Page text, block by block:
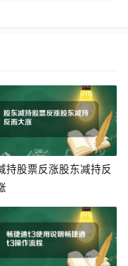
持股票反涨股东减持反